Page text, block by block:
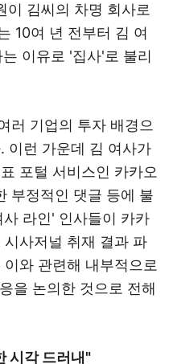
이 김씨의 차명 회사로
10여 년 전부터 김 여
이유로 '집사'로 불리
러 기업의 투자 배경으
이런 가운데 김 여사가
포털 서비스인 카카오
부정적인 댓글 등에 불
라인' 인사들이 카카
사저널 취재 결과 파
와 관련해 내부적으로
을 논의한 것으로 전해
시각 드러내"